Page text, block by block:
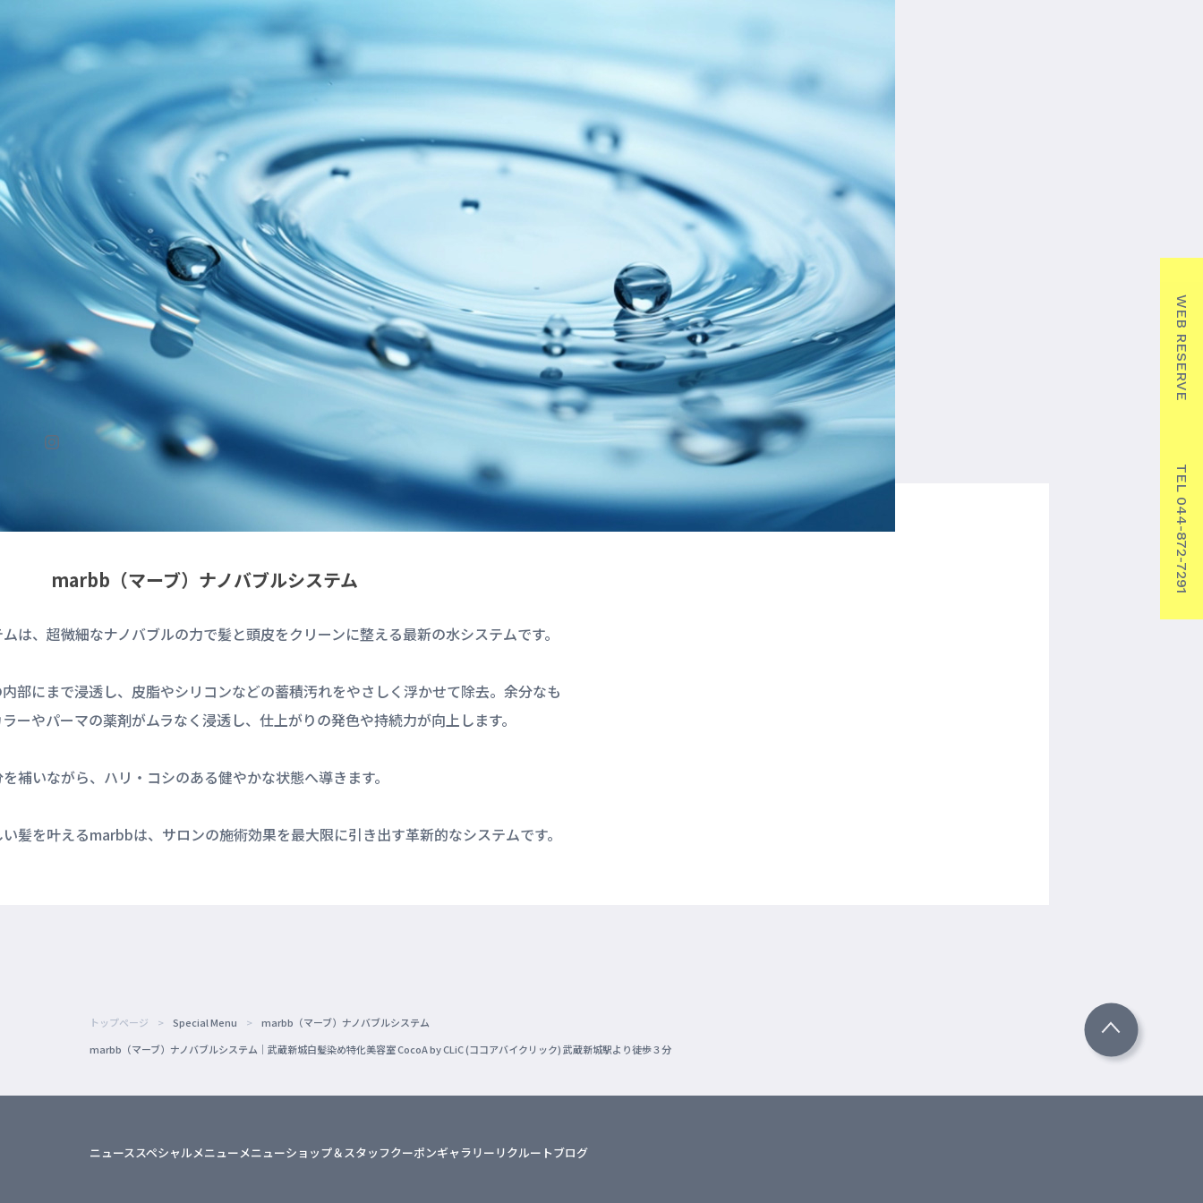
WEB RESERVE
TEL 044-872-7291
marbb（マーブ）ナノバブルシステム
は、超微細なナノバブルの力で髪と頭皮をクリーンに整える最新の水システムです。
部にまで浸透し、皮脂やシリコンなどの蓄積汚れをやさしく浮かせて除去。余分なも
ーやパーマの薬剤がムラなく浸透し、仕上がりの発色や持続力が向上します。
補いながら、ハリ・コシのある健やかな状態へ導きます。
髪を叶えるmarbbは、サロンの施術効果を最大限に引き出す革新的なシステムです。
トップページ Special Menu
marbb（マーブ）ナノバブルシステム
marbb（マーブ）ナノバブルシステム｜武蔵新城白髪染め特化美容室 CocoA by CLiC (ココアバイクリック) 武蔵新城駅より徒歩３分
ニューススペシャルメニューメニューショップ＆スタッフクーポンギャラリーリクルートブログ